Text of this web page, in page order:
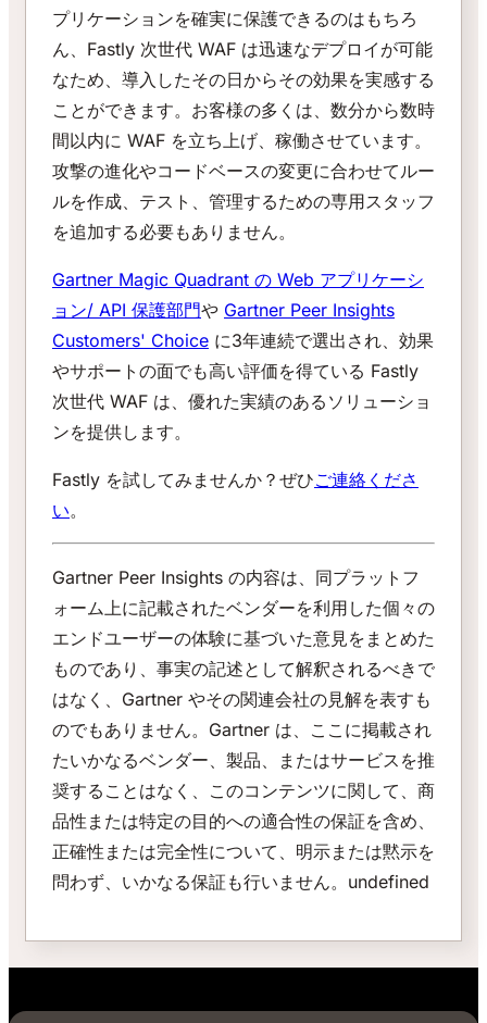
プリケーションを確実に保護できるのはもちろ
ん、Fastly 次世代 WAF は迅速なデプロイが可能
なため、導入したその日からその効果を実感する
ことができます。お客様の多くは、数分から数時
間以内に WAF を立ち上げ、稼働させています。
攻撃の進化やコードベースの変更に合わせてルー
ルを作成、テスト、管理するための専用スタッフ
を追加する必要もありません。
Gartner Magic Quadrant の Web アプリケーシ
ョン/ API 保護部門や Gartner Peer Insights
Customers' Choice に3年連続で選出され、効果
やサポートの面でも高い評価を得ている Fastly
次世代 WAF は、優れた実績のあるソリューショ
ンを提供します。
Fastly を試してみませんか？ぜひご連絡くださ
い。
Gartner Peer Insights の内容は、同プラットフ
ォーム上に記載されたベンダーを利用した個々の
エンドユーザーの体験に基づいた意見をまとめた
ものであり、事実の記述として解釈されるべきで
はなく、Gartner やその関連会社の見解を表すも
のでもありません。Gartner は、ここに掲載され
たいかなるベンダー、製品、またはサービスを推
奨することはなく、このコンテンツに関して、商
品性または特定の目的への適合性の保証を含め、
正確性または完全性について、明示または黙示を
問わず、いかなる保証も行いません。undefined